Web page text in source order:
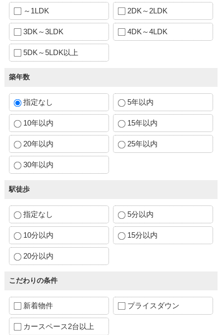
～1LDK 2DK～2LDK
3DK～3LDK 4DK～4LDK
5DK～5LDK以上
築年数
指定なし 5年以内
10年以内 15年以内
20年以内 25年以内
30年以内
駅徒歩
指定なし 5分以内
10分以内 15分以内
20分以内
こだわりの条件
新着物件 プライスダウン
カースペース2台以上